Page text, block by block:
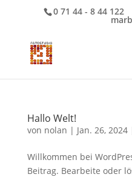
0 71 44 - 8 44 122
Hallo Welt!
von nolan | Jan. 26, 2024
Willkommen bei
Beitrag. Bearbeite oder